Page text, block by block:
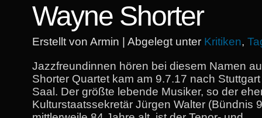
Wayne Shorter
Erstellt von Armin | Abgelegt unter Kritiken,
Jazzfreundinnen hören bei diesem Namen
Shorter Quartet kam am 9.7.17 nach
Saal. Der größte lebende Musiker, so der
Kulturstaatssekretär Jürgen Walter (Bündnis